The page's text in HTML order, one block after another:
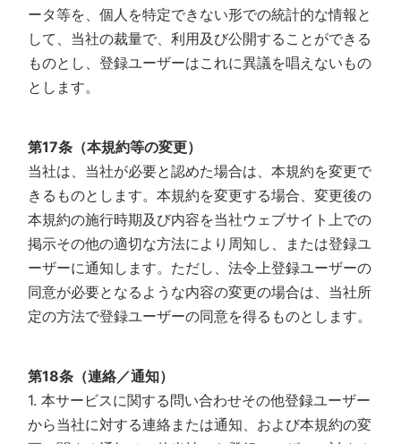
ータ等を、個人を特定できない形での統計的な情報と
して、当社の裁量で、利用及び公開することができる
ものとし、登録ユーザーはこれに異議を唱えないもの
とします。
第17条（本規約等の変更）
当社は、当社が必要と認めた場合は、本規約を変更で
きるものとします。本規約を変更する場合、変更後の
本規約の施行時期及び内容を当社ウェブサイト上での
掲示その他の適切な方法により周知し、または登録ユ
ーザーに通知します。ただし、法令上登録ユーザーの
同意が必要となるような内容の変更の場合は、当社所
定の方法で登録ユーザーの同意を得るものとします。
第18条（連絡／通知）
1. 本サービスに関する問い合わせその他登録ユーザー
から当社に対する連絡または通知、および本規約の変